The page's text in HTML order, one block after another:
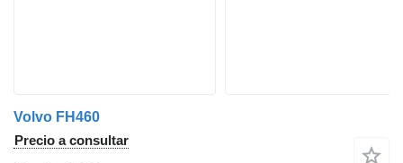
Volvo FH460
Precio a consultar